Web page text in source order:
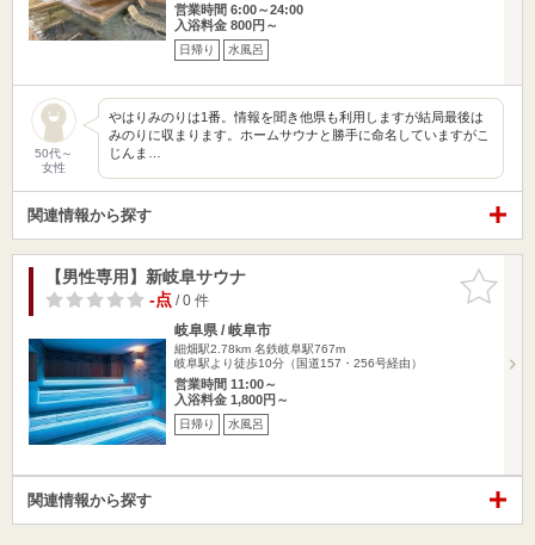
営業時間 6:00～24:00
入浴料金 800円～
日帰り 水風呂
50代～
女性
やはりみのりは1番。情報を聞き他県も利用しますが結局最後は
みのりに収まります。ホームサウナと勝手に命名していますがこ
じんま…
関連情報から探す
お気に入
りに追加
【男性専用】新岐阜サウナ
-点/ 0 件
岐阜県 / 岐阜市
細畑駅2.78km 名鉄岐阜駅767m
岐阜駅より徒歩10分（国道157・256号経由）
営業時間 11:00～
入浴料金 1,800円～
日帰り 水風呂
関連情報から探す